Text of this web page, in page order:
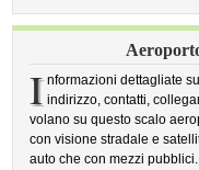
I nformazioni dettagliate
indirizzo, contatti,
volano su questo scalo
con visione stradale e
auto che con mezzi